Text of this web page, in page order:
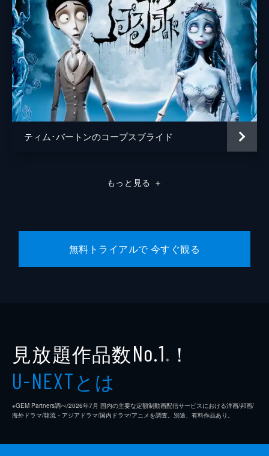
ティム･バートンのコープスブライド
もっと見る ＋
無料トライアルで 今すぐ観る
見放題作品数No.1 ※ ！
U-NEXTとは
※GEM Partners調べ/2026年7⽉ 国内の主要な定額制動画配信サービスにおける洋画/邦画/
海外ドラマ/韓流・アジアドラマ/国内ドラマ/アニメを調査。別途、有料作品あり。